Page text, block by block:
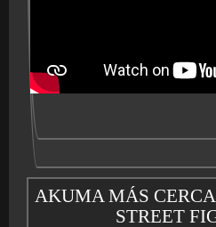
AKUMA MÁS
STREET